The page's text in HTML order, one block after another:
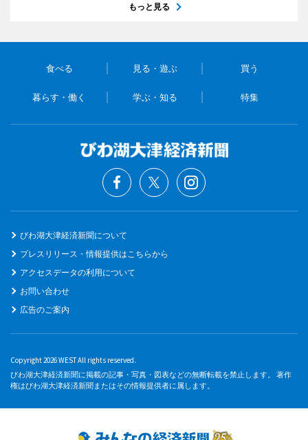
もっと見る
食べる 見る・遊ぶ 買う
暮らす・働く 学ぶ・知る 特集
びわ湖大津経済新聞について
プレスリリース・情報提供はこちらから
アクセスデータの利用について
お問い合わせ
広告のご案内
Copyright 2026 WEST All rights reserved.
びわ湖大津経済新聞に掲載の記事・写真・図表などの無断転載を禁止します。 著作
権はびわ湖大津経済新聞またはその情報提供者に属します。